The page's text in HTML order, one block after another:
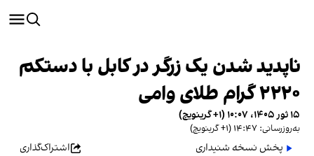
ناپدید شدن یک زرگر در کابل با دستکم
۲۲۲۰ گرام طلای وامی
۱۵ ثور ۱۴۰۵، ۱۰:۰۷ (‎+۱ گرینویچ)
به‌روزرسانی: ۱۴:۴۷ (‎+۱ گرینویچ)
پخش نسخه شنیداری اشتراک‌گذاری